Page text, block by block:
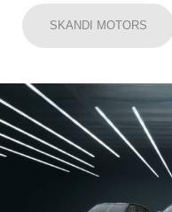
SKANDI MOTORS